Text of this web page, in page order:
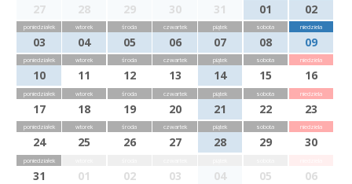
27 28 29 30 31 01 02
poniedziałek
03
wtorek
04
środa
05
czwartek
06
piątek
07
sobota
08
niedziela
09
poniedziałek
10
wtorek
11
środa
12
czwartek
13
piątek
14
sobota
15
niedziela
16
poniedziałek
17
wtorek
18
środa
19
czwartek
20
piątek
21
sobota
22
niedziela
23
poniedziałek
24
wtorek
25
środa
26
czwartek
27
piątek
28
sobota
29
niedziela
30
poniedziałek
31 01 02 03 04 05 06